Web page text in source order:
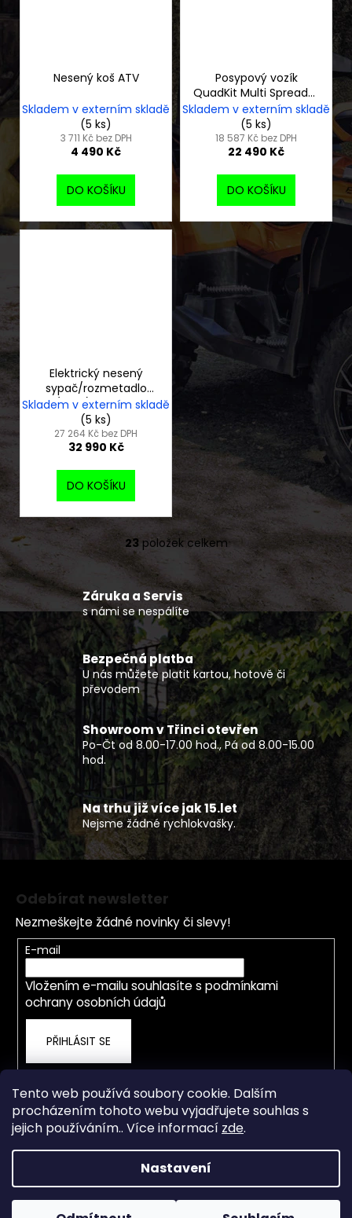
Tento web používá soubory cookie. Dalším
procházením tohoto webu vyjadřujete souhlas s
jejich používáním.. Více informací zde.
Nastavení
Od 4.5.2026 je prodejna a servis přestěhována na nové
adrese Staré Město 838, Třinec. OTEVÍRACÍ DOBA PO-ČT
8.00-17.00 hod. PÁ 8.00-15.00 hod. Email: info@rwdshop.cz,
Nesený koš ATV
Skladem v externím skladě
(5 ks)
3 711 Kč bez DPH
4 490 Kč
DO KOŠÍKU
Posypový vozík
QuadKit Multi Spreader
200
Skladem v externím skladě
(5 ks)
18 587 Kč bez DPH
22 490 Kč
DO KOŠÍKU
Elektrický nesený
sypač/rozmetadlo
(100 L), 100 litrů
Skladem v externím skladě
(5 ks)
27 264 Kč bez DPH
32 990 Kč
DO KOŠÍKU
O
l
á
d
a
c
í
p
r
v
k
y
v
ý
p
i
s
u
23položek celkem
Záruka a Servis
s námi se nespálíte
Bezpečná platba
U nás můžete platit kartou, hotově či
převodem
Showroom v Třinci otevřen
Po-Čt od 8.00-17.00 hod., Pá od 8.00-15.00
hod.
Na trhu již více jak 15.let
Nejsme žádné rychlokvašky.
Odebírat newsletter
Nezmeškejte žádné novinky či slevy!
E-mail
Vložením e-mailu souhlasíte s podmínkami
ochrany osobních údajů
PŘIHLÁSIT SE
Copyright 2026rwdshop.cz. Všechna práva vyhrazena.